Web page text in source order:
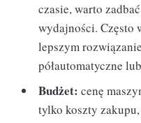
czasie, warto
wydajności. Często
lepszym
półautomatyczne
Budżet: cenę
tylko koszty